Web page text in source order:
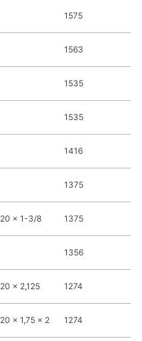
1575
1563
1535
1535
1416
1375
20 x 1-3/8 1375
1356
20 x 2,125 1274
20 x 1,75 x 2 1274